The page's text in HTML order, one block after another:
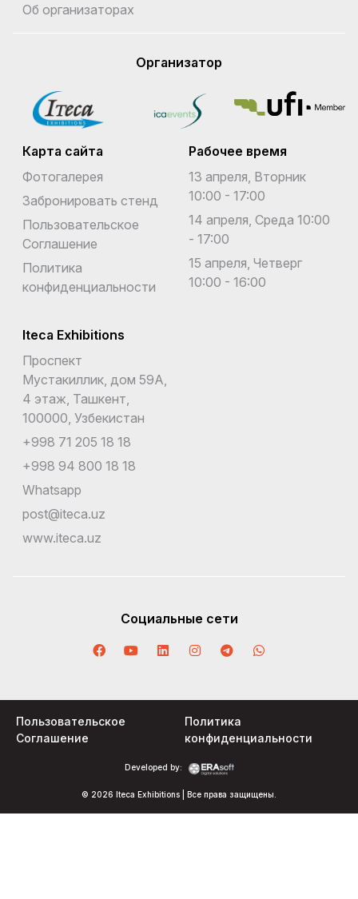
Об организаторах
Организатор
Карта сайта
Фотогалерея
Забронировать стенд
Пользовательское
Соглашение
Политика
конфиденциальности
Рабочее время
13 апреля, Вторник
10:00 - 17:00
14 апреля, Среда 10:00
- 17:00
15 апреля, Четверг
10:00 - 16:00
Iteca Exhibitions
Проспект
Мустакиллик, дом 59А,
4 этаж, Ташкент,
100000, Узбекистан
+998 71 205 18 18
+998 94 800 18 18
Whatsapp
post@iteca.uz
www.iteca.uz
Социальные сети
© 2026 Iteca Exhibitions | Все права защищены.
Developed by:
Пользовательское
Соглашение
Политика
конфиденциальности